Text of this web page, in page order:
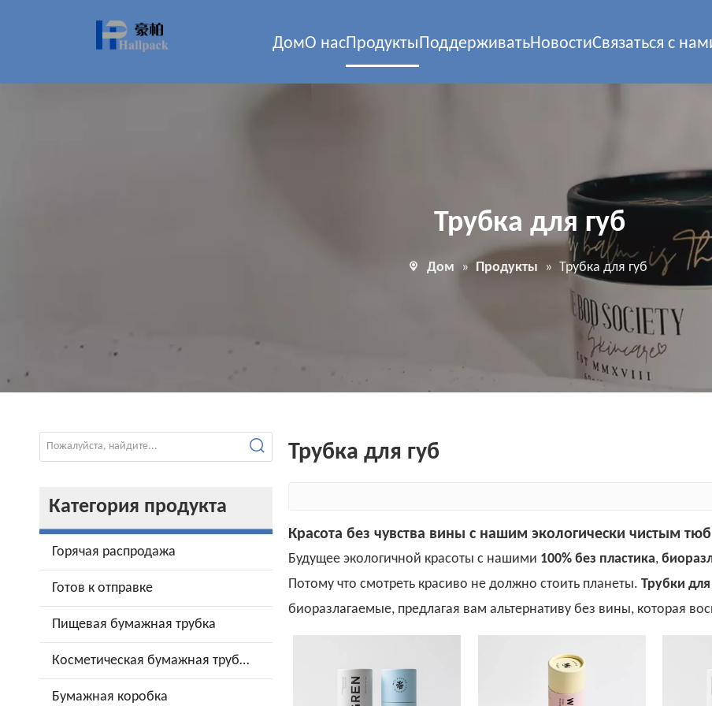
ДомО насПродуктыПоддерживатьНовостиСвязаться с
Трубка для губ
Дом » Продукты » Трубка для губ
Категория продукта
Горячая распродажа
Готов к отправке
Пищевая бумажная трубка
Косметическая бумажная трубка
Бумажная коробка
Трубка для губ
Красота без чувства вины с нашим экологически чистым
Будущее экологичной красоты с нашими 100% без пластика,
Потому что смотреть красиво не должно стоить планеты. Трубки
биоразлагаемые, предлагая вам альтернативу без вины, которая